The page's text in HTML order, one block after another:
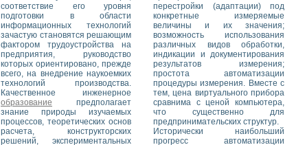
соответствие его уровня
подготовки в области
информационных технологий
зачастую становятся решающим
фактором трудоустройства на
предприятия, руководство
которых ориентировано, прежде
всего, на внедрение наукоемких
технологий производства.
Качественное инженерное
образование предполагает
знание природы изучаемых
процессов, теоретических основ
расчета, конструкторских
решений, экспериментальных
перестройки (адаптации) под
конкретные измеряемые
величины и их значения;
возможность использования
различных видов обработки,
индикации и документирования
результатов измерения;
простота автоматизации
процедуры измерения. Вместе с
тем, цена виртуального прибора
сравнима с ценой компьютера,
что существенно для
предпринимательских структур.
Исторически наибольший
прогресс автоматизации